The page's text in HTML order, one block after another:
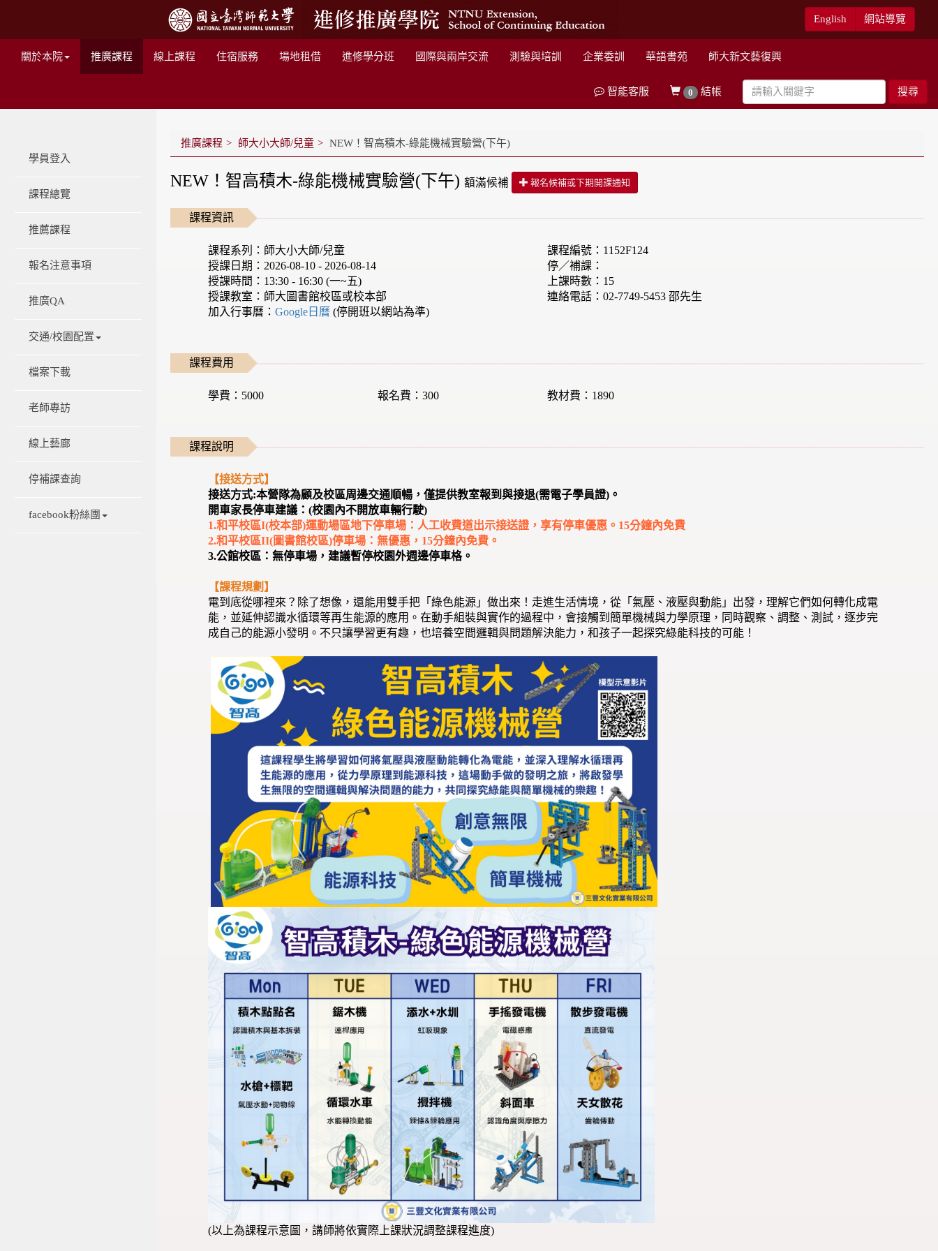
English 網站導覽
關於本院 推廣課程 線上課程 住宿服務 場地租借 進修學分班 國際與兩岸交流 測驗與培訓 企業委訓 華語書苑 師大新文藝復興
搜尋
0 結帳
智能客服
學員登入
課程總覽
推薦課程
報名注意事項
推廣QA
交通/校園配置
檔案下載
老師專訪
線上藝廊
停補課查詢
facebook粉絲團
推廣課程 師大小大師/兒童 NEW！智高積木-綠能機械實驗營(下午)
NEW！智高積木-綠能機械實驗營(下午) 額滿候補 報名候補或下期開課通知
課程資訊
課程系列：師大小大師/兒童
課程編號：1152F124
授課日期：2026-08-10 - 2026-08-14
停／補課：
授課時間：13:30 - 16:30 (一~五)
上課時數：15
授課教室：師大圖書館校區或校本部
連絡電話：02-7749-5453 邵先生
加入行事曆：Google日曆(停開班以網站為準)
課程費用
學費：5000 報名費：300 教材費：1890
課程說明
【接送方式】
接送方式:本營隊為顧及校區周邊交通順暢，僅提供教室報到與接退(需電子學員證)。
開車家長停車建議：(校園內不開放車輛行駛)
1.和平校區I(校本部)運動場區地下停車場：人工收費道出示接送證，享有停車優惠。15分鐘內免費
2.和平校區II(圖書館校區)停車場：無優惠，15分鐘內免費。
3.公館校區：無停車場，建議暫停校園外週邊停車格。
【課程規劃】
電到底從哪裡來？除了想像，還能用雙手把「綠色能源」做出來！走進生活情境，從「氣壓、液壓與動能」出發，理解它們如何轉化成電
能，並延伸認識水循環等再生能源的應用。在動手組裝與實作的過程中，會接觸到簡單機械與力學原理，同時觀察、調整、測試，逐步完
成自己的能源小發明。不只讓學習更有趣，也培養空間邏輯與問題解決能力，和孩子一起探究綠能科技的可能！
(以上為課程示意圖，講師將依實際上課狀況調整課程進度)